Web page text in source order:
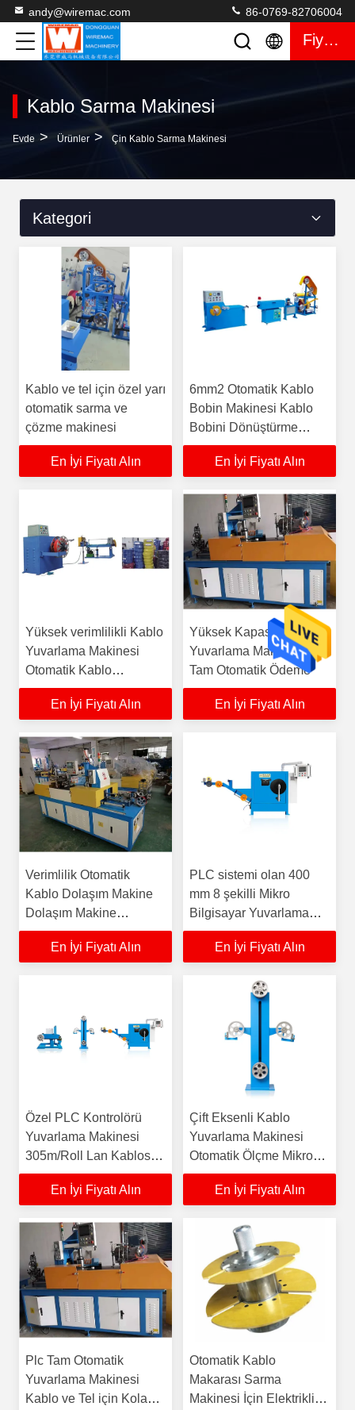
andy@wiremac.com 86-0769-82706004
Fiyat Teklifi
Kablo Sarma Makinesi
Evde > Ürünler > Çin Kablo Sarma Makinesi
Kategori
Kablo ve tel için özel yarı
otomatik sarma ve
çözme makinesi
En İyi Fiyatı Alın
6mm2 Otomatik Kablo
Bobin Makinesi Kablo
Bobini Dönüştürme
Bağlama Makinesi
En İyi Fiyatı Alın
Yüksek verimlilikli Kablo
Yuvarlama Makinesi
Otomatik Kablo
Yuvarlama Makinesi
En İyi Fiyatı Alın
Yüksek Kapasiteli Kablo
Yuvarlama Makinesi
Tam Otomatik Ödeme
En İyi Fiyatı Alın
Verimlilik Otomatik
Kablo Dolaşım Makine
Dolaşım Makine
Dolaşım
En İyi Fiyatı Alın
PLC sistemi olan 400
mm 8 şekilli Mikro
Bilgisayar Yuvarlama
Makinesi CAT5e/6/6e
En İyi Fiyatı Alın
Özel PLC Kontrolörü
Yuvarlama Makinesi
305m/Roll Lan Kablosu
için 8 şekil türü veya düz
En İyi Fiyatı Alın
Çift Eksenli Kablo
Yuvarlama Makinesi
Otomatik Ölçme Mikro
Bilgisayarı Lan
En İyi Fiyatı Alın
Plc Tam Otomatik
Yuvarlama Makinesi
Kablo ve Tel için Kolay
Otomatik Kablo
Makarası Sarma
Makinesi İçin Elektrikli